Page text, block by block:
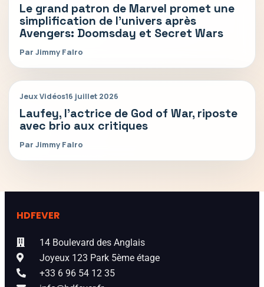
Le grand patron de Marvel promet une
simplification de l’univers après
Avengers: Doomsday et Secret Wars
Par Jimmy Falro
Jeux Vidéos16 juillet 2026
Laufey, l’actrice de God of War, riposte
avec brio aux critiques
Par Jimmy Falro
HDFEVER
14 Boulevard des Anglais
Joyeux 123 Park 5ème étage
+33 6 96 54 12 35